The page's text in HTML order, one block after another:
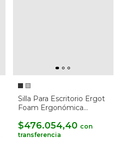
Silla Para Escritorio Ergot
Foam Ergonómica
$476.054,40 con